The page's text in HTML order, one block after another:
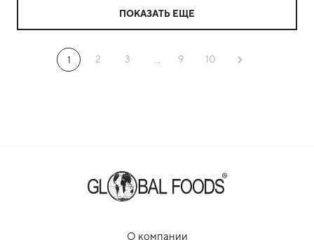
ПОКАЗАТЬ ЕЩЕ
1 2 3 ... 9 10
О компании